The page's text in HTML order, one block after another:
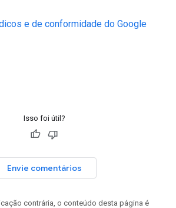
e de conformidade do Google
Isso foi útil?
Envie comentários
contrária, o conteúdo desta página é